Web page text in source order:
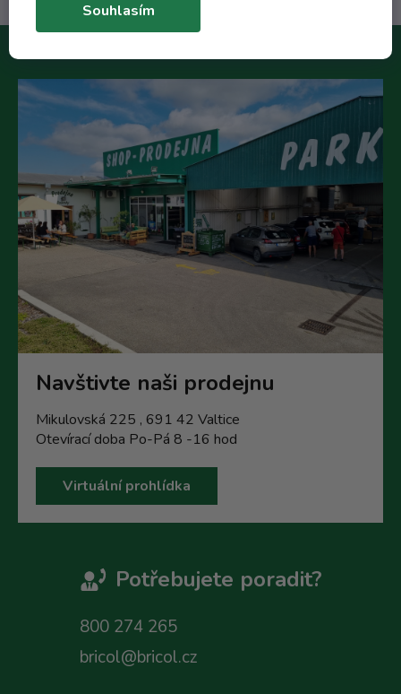
Souhlasím
Navštivte naši prodejnu
Mikulovská 225 , 691 42 Valtice
Otevírací doba Po-Pá 8 -16 hod
Virtuální prohlídka
Potřebujete poradit?
800 274 265
bricol@bricol.cz